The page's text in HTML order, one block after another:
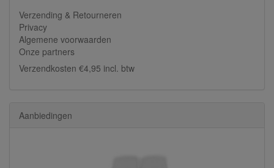
Verzending & Retourneren
Privacy
Algemene voorwaarden
Onze partners
Verzendkosten €4,95 incl. btw
Aanbiedingen